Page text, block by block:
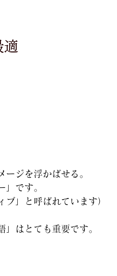
適
ージを浮かばせる。
」です。
ブ」と呼ばれています）
はとても重要です。